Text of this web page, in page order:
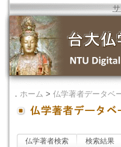
． ホーム > 仏学著者データベ
仏学著者検索 検索結果